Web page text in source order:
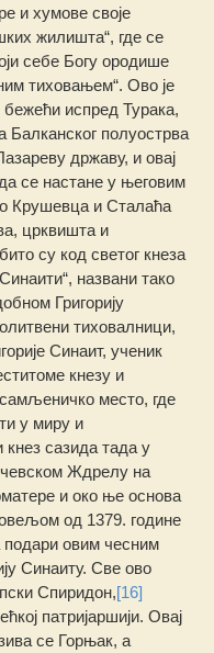
и хумове своје
жилишта“, где се
себе Богу ородише
тиховањем“. Ово је
испред Турака,
Балканског полуострва
државу, и овај
се настане у његовим
Крушевца и Сталаћа
црквишта и
су код светог кнеза
названи тако
Григорију
тиховалници,
Синаит, ученик
кнезу и
место, где
у миру и
сазида тада у
Ждрелу на
и око ње основа
од 1379. године
подари овим чесним
Синаиту. Све ово
Спиридон,[16]
патријаршији. Овај
се Горњак, а